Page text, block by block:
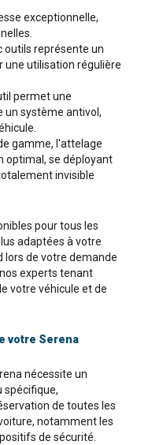
exceptionnelle,
outils représente un
une utilisation régulière
permet une
un système antivol,
gamme, l'attelage
se déployant
invisible
pour tous les
adaptées à votre
lors de votre demande
experts tenant
votre véhicule et de
votre Serena
nécessite un
spécifique,
de toutes les
notamment les
de sécurité.